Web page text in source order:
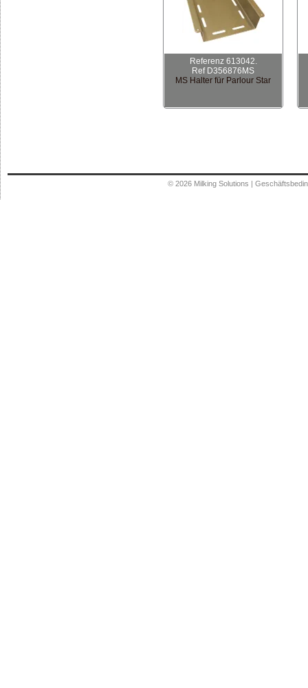
Referenz 613042.
Ref D356876MS
MS Halter für Parlour Star
© 2026 Milking Solutions |